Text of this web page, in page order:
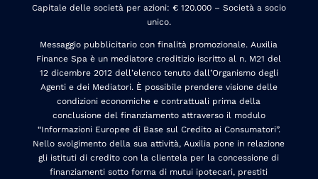
Capitale delle società per azioni: € 120.000 – Società a socio
unico.
Messaggio pubblicitario con finalità promozionale. Auxilia
Finance Spa è un mediatore creditizio iscritto al n. M21 del
12 dicembre 2012 dell’elenco tenuto dall’Organismo degli
Agenti e dei Mediatori. È possibile prendere visione delle
condizioni economiche e contrattuali prima della
conclusione del finanziamento attraverso il modulo
“Informazioni Europee di Base sul Credito ai Consumatori”.
Nello svolgimento della sua attività, Auxilia pone in relazione
gli istituti di credito con la clientela per la concessione di
finanziamenti sotto forma di mutui ipotecari, prestiti